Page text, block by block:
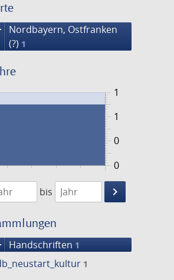
Nordbayern, Ostfranken
(?) 1
0
1
0
1
1475
bis
keyboard_arrow_right
Suche
Handschriften 1
1